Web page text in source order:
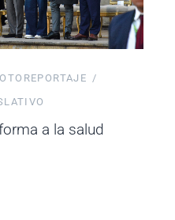
a la salud